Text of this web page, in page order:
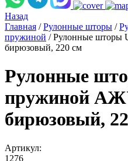
Назад
Главная / Рулонные шторы /
пружиной / Рулонные шторы
бирюзовый, 220 см
Рулонные
пружиной
бирюзовый,
Артикул:
1276